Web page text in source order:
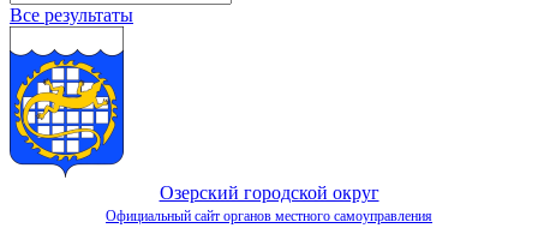
Все результаты
Озерский городской округ
Официальный сайт органов местного самоуправления